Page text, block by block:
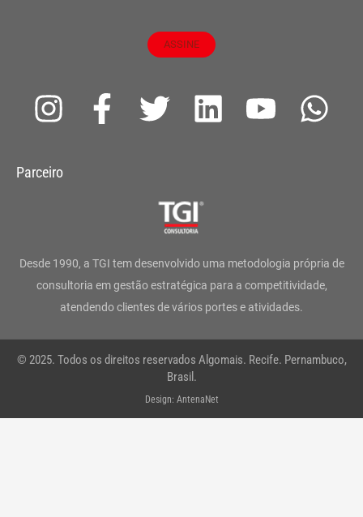
ASSINE
I
s
g
r
a
m
F
a
o
o
k
-
T
t
e
r
L
d
i
n
Y
b
e
W
a
p
Parceiro
Desde 1990, a TGI tem desenvolvido uma metodologia própria de
consultoria em gestão estratégica para a competitividade,
atendendo clientes de vários portes e atividades.
© 2025. Todos os direitos reservados Algomais. Recife. Pernambuco,
Brasil.
Design: AntenaNet